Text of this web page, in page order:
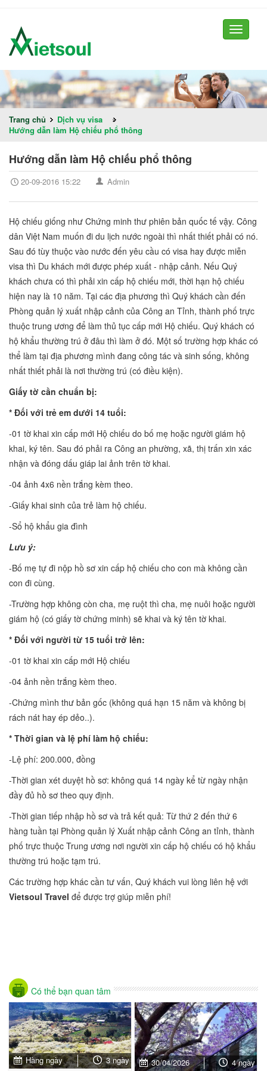
Toggle
Trang chủ Dịch vụ visa
»
Hướng dẫn làm Hộ chiếu phổ thông
Hướng dẫn làm Hộ chiếu phổ thông
20-09-2016 15:22 Admin
Hộ chiếu giống như Chứng minh thư phiên bản quốc tế vậy. Công
dân Việt Nam muốn đi du lịch nước ngoài thì nhất thiết phải có nó.
Sau đó tùy thuộc vào nước đến yêu cầu có visa hay được miễn
visa thì Du khách mới được phép xuất - nhập cảnh. Nếu Quý
khách chưa có thì phải xin cấp hộ chiếu mới, thời hạn hộ chiếu
hiện nay là 10 năm. Tại các địa phương thì Quý khách cần đến
Phòng quản lý xuất nhập cảnh của Công an Tỉnh, thành phố trực
thuộc trung ương để làm thủ tục cấp mới Hộ chiếu. Quý khách có
hộ khẩu thường trú ở đâu thì làm ở đó. Một số trường hợp khác có
thể làm tại địa phương mình đang công tác và sinh sống, không
nhất thiết phải là nơi thường trú (có điều kiện).
Giấy tờ cần chuẩn bị:
* Đối với trẻ em dưới 14 tuổi:
-01 tờ khai xin cấp mới Hộ chiếu do bố mẹ hoặc người giám hộ
khai, ký tên. Sau đó phải ra Công an phường, xã, thị trấn xin xác
nhận và đóng dấu giáp lai ảnh trên tờ khai.
-04 ảnh 4x6 nền trắng kèm theo.
-Giấy khai sinh của trẻ làm hộ chiếu.
-Sổ hộ khẩu gia đình
Lưu ý:
-Bố mẹ tự đi nộp hồ sơ xin cấp hộ chiếu cho con mà không cần
con đi cùng.
-Trường hợp không còn cha, mẹ ruột thì cha, mẹ nuôi hoặc người
giám hộ (có giấy tờ chứng minh) sẽ khai và ký tên tờ khai.
* Đối với người từ 15 tuổi trở lên:
-01 tờ khai xin cấp mới Hộ chiếu
-04 ảnh nền trắng kèm theo.
-Chứng mình thư bản gốc (không quá hạn 15 năm và không bị
rách nát hay ép dẻo..).
* Thời gian và lệ phí làm hộ chiếu:
-Lệ phí: 200.000, đồng
-Thời gian xét duyệt hồ sơ: không quá 14 ngày kể từ ngày nhận
đầy đủ hồ sơ theo quy định.
-Thời gian tiếp nhập hồ sơ và trả kết quả: Từ thứ 2 đến thứ 6
hàng tuần tại Phòng quản lý Xuất nhập cảnh Công an tỉnh, thành
phố trực thuộc Trung ương nơi người xin cấp hộ chiếu có hộ khẩu
thường trú hoặc tạm trú.
Các trường hợp khác cần tư vấn, Quý khách vui lòng liên hệ với
Vietsoul Travel để được trợ giúp miễn phí!
Có thể bạn quan tâm
Hàng ngày 3 ngày 30/04/2026 4 ngày